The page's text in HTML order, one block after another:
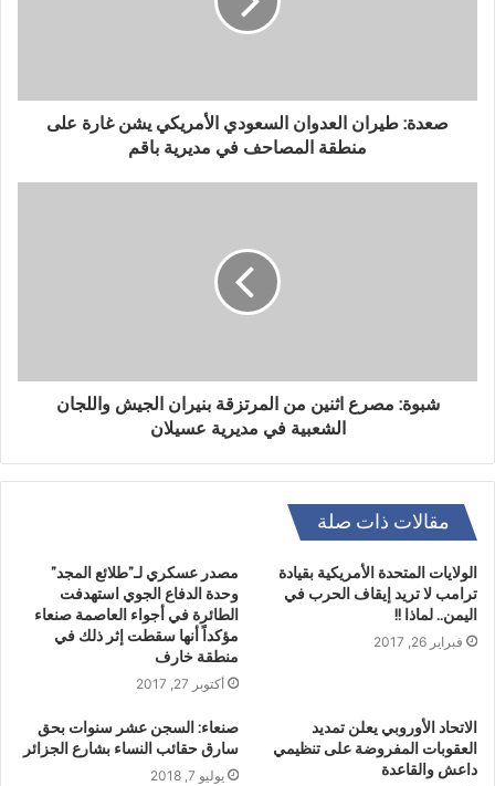
صعدة: طيران العدوان السعودي الأمريكي يشن غارة على
منطقة المصاحف في مديرية باقم
شبوة: مصرع اثنين من المرتزقة بنيران الجيش واللجان
الشعبية في مديرية عسيلان
مقالات ذات صلة
الولايات المتحدة الأمريكية بقيادة
ترامب لا تريد إيقاف الحرب في
اليمن.. لماذا !!
فبراير 26, 2017
مصدر عسكري لـ”طلائع المجد”
وحدة الدفاع الجوي استهدفت
الطائرة في أجواء العاصمة صنعاء
مؤكداً أنها سقطت إثر ذلك في
منطقة خارف
أكتوبر 27, 2017
الاتحاد الأوروبي يعلن تمديد
العقوبات المفروضة على تنظيمي
داعش والقاعدة
صنعاء: السجن عشر سنوات بحق
سارق حقائب النساء بشارع الجزائر
يوليو 7, 2018